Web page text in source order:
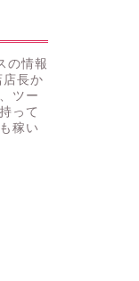
の情報
長か
ツー
って
稼い